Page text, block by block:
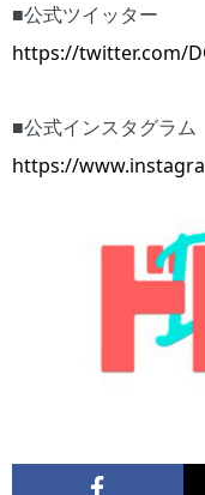
■公式ツイッター
https://twitter.com/
■公式インスタグラム
https://